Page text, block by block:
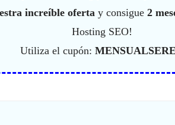
increíble oferta y consigue 2
Hosting SEO!
Utiliza el cupón: